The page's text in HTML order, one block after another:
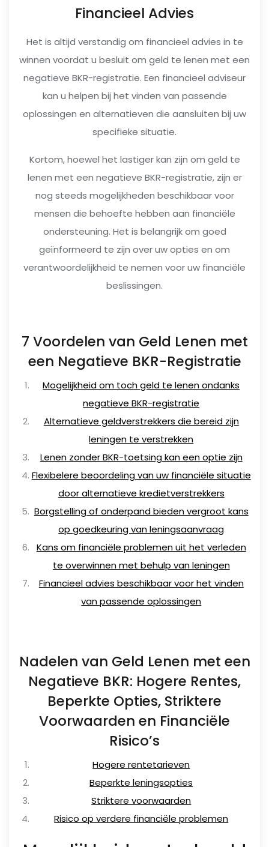
Financieel Advies
Het is altijd verstandig om financieel advies in te
winnen voordat u besluit om geld te lenen met een
negatieve BKR-registratie. Een financieel adviseur
kan u helpen bij het vinden van passende
oplossingen en alternatieven die aansluiten bij uw
specifieke situatie.
Kortom, hoewel het lastiger kan zijn om geld te
lenen met een negatieve BKR-registratie, zijn er
nog steeds mogelijkheden beschikbaar voor
mensen die behoefte hebben aan financiële
ondersteuning. Het is belangrijk om goed
geïnformeerd te zijn over uw opties en om
verantwoordelijkheid te nemen voor uw financiële
beslissingen.
7 Voordelen van Geld Lenen met
een Negatieve BKR-Registratie
Mogelijkheid om toch geld te lenen ondanks
negatieve BKR-registratie
Alternatieve geldverstrekkers die bereid zijn
leningen te verstrekken
Lenen zonder BKR-toetsing kan een optie zijn
Flexibelere beoordeling van uw financiële situatie
door alternatieve kredietverstrekkers
Borgstelling of onderpand bieden vergroot kans
op goedkeuring van leningsaanvraag
Kans om financiële problemen uit het verleden
te overwinnen met behulp van leningen
Financieel advies beschikbaar voor het vinden
van passende oplossingen
Nadelen van Geld Lenen met een
Negatieve BKR: Hogere Rentes,
Beperkte Opties, Striktere
Voorwaarden en Financiële
Risico’s
Hogere rentetarieven
Beperkte leningsopties
Striktere voorwaarden
Risico op verdere financiële problemen